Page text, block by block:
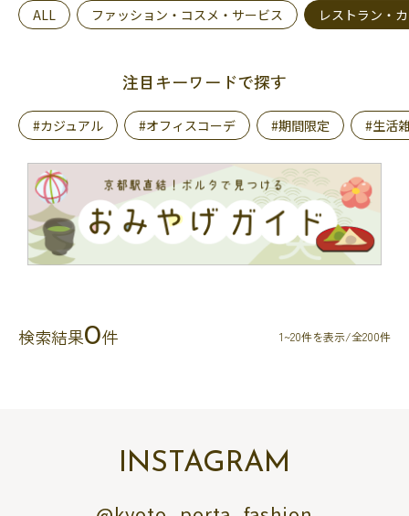
ALL ファッション・コスメ・サービス レストラン・
注目キーワードで探す
#カジュアル #オフィスコーデ #期間限定 #生活
検索結果0件 1~20件を表示/全200件
INSTAGRAM